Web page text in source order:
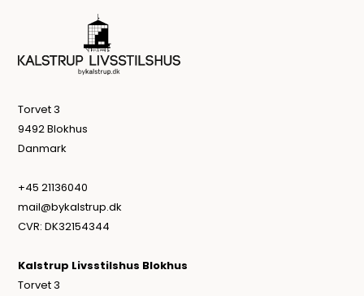
Torvet 3
9492 Blokhus
Danmark
+45 21136040
mail@bykalstrup.dk
CVR: DK32154344
Kalstrup Livsstilshus Blokhus
Torvet 3